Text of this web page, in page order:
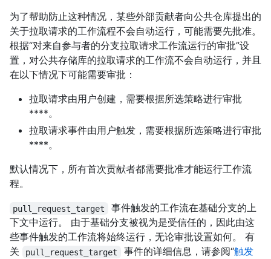
为了帮助防止这种情况，某些外部贡献者向公共仓库提出的
关于拉取请求的工作流程不会自动运行，可能需要先批准。
根据“对来自参与者的分支拉取请求工作流运行的审批”设
置，对公共存储库的拉取请求的工作流不会自动运行，并且
在以下情况下可能需要审批：
拉取请求由用户创建，需要根据所选策略进行审批
****。
拉取请求事件由用户触发，需要根据所选策略进行审批
****。
默认情况下，所有首次贡献者都需要批准才能运行工作流
程。
pull_request_target
事件触发的工作流在基础分支的上
下文中运行。 由于基础分支被视为是受信任的，因此由这
些事件触发的工作流将始终运行，无论审批设置如何。 有
关
pull_request_target 事件的详细信息，请参阅“触发